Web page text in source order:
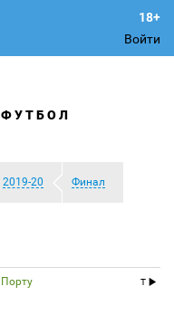
Войти
ФУТБОЛ
2019-20 Финал
Порту T